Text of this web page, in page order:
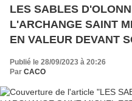
LES SABLES
L'ARCHANGE SAINT
EN VALEUR DEVANT
Publié le 28/09/2023 à 20:26
Par CACO